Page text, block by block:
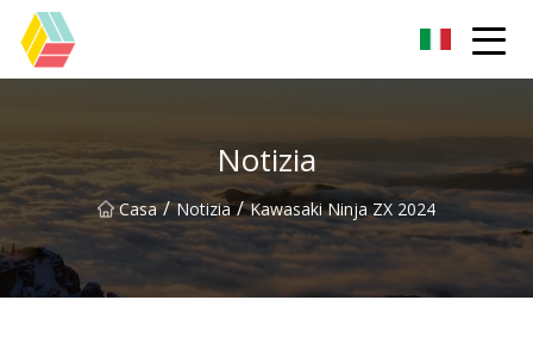
Notizia
Casa / Notizia / Kawasaki Ninja ZX 2024